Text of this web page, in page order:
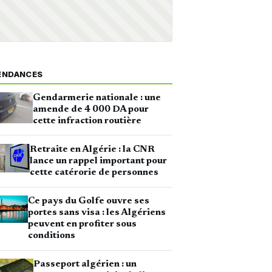
Gendarmerie nationale : une
amende de 4 000 DA pour
cette infraction routière
Retraite en Algérie : la CNR
lance un rappel important pour
cette catérorie de personnes
Ce pays du Golfe ouvre ses
portes sans visa : les Algériens
peuvent en profiter sous
conditions
Passeport algérien : un